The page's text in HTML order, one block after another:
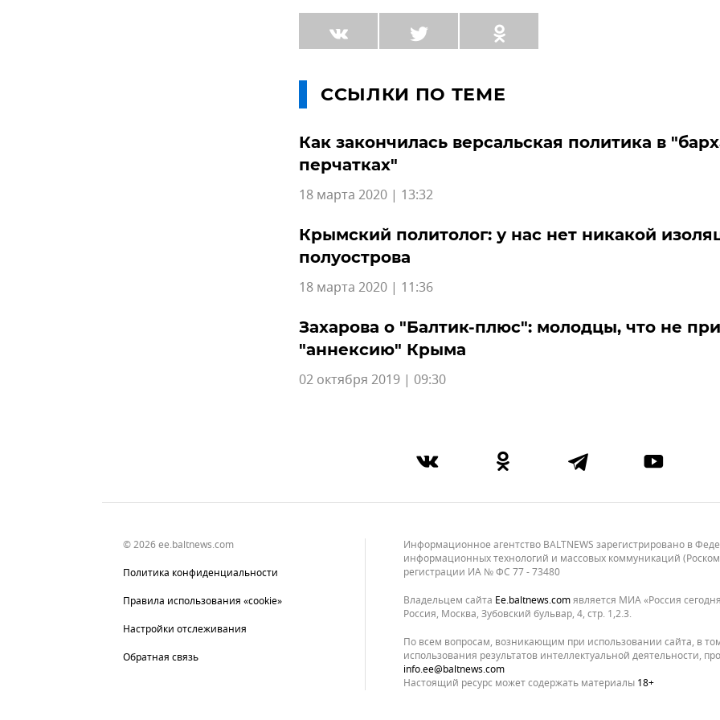
ССЫЛКИ ПО ТЕМЕ
Как закончилась версальская политика в
перчатках"
18 марта 2020 | 13:32
Крымский политолог: у нас нет никакой
полуострова
18 марта 2020 | 11:36
Захарова о "Балтик-плюс": молодцы, что не
"аннексию" Крыма
02 октября 2019 | 09:30
© 2026 ee.baltnews.com
Политика конфиденциальности
Правила использования «cookie»
Настройки отслеживания
Обратная связь
Информационное агентство BALTNEWS зарегистрировано в
информационных технологий и массовых коммуникаций
регистрации ИА № ФС 77 - 73480
Владельцем сайта
ee.baltnews.comявляется МИА «Россия
Россия, Москва, Зубовский бульвар, 4, стр. 1,2.3.
По всем вопросам, возникающим при использовании сайта, в
использования результатов интеллектуальной деятельности,
info.ee@baltnews.com
Настоящий ресурс может содержать материалы 18+